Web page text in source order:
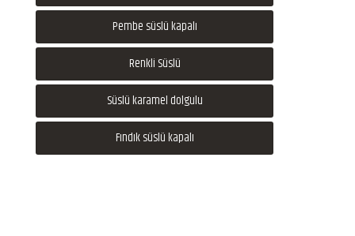
Pembe süslü kapalı
Renkli Süslü
Süslü karamel dolgulu
Fındık süslü kapalı